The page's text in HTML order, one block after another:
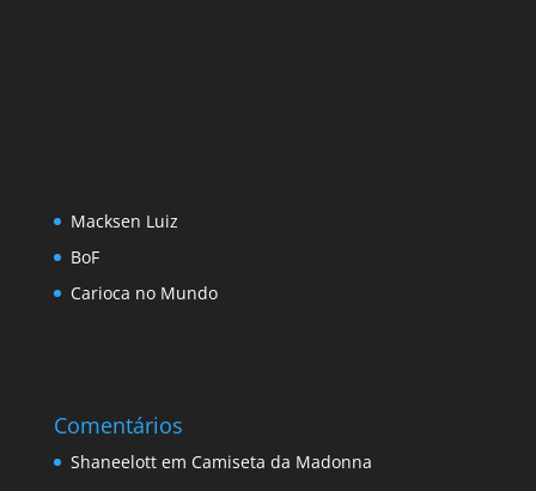
Macksen Luiz
BoF
Carioca no Mundo
Comentários
Shaneelottem Camiseta da Madonna